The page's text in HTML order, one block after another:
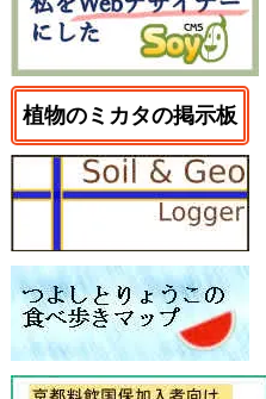
植物のミカタの掲示板